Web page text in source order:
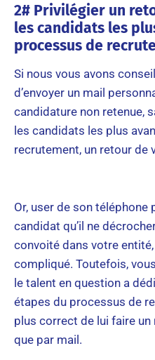
2# Privilégier un
les candidats les
processus de
Si nous vous avons
d’envoyer un mail
candidature non retenue,
les candidats les plus
recrutement, un retour de
Or, user de son téléphone
candidat qu’il ne
convoité dans votre
compliqué. Toutefois,
le talent en question a
étapes du processus de
plus correct de lui faire
que par mail.